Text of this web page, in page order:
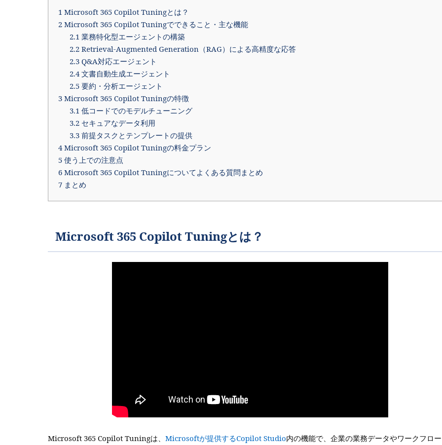
1 Microsoft 365 Copilot Tuningとは？
2 Microsoft 365 Copilot Tuningでできること・主な機能
2.1業務特化型エージェントの構築
2.2Retrieval-Augmented Generation（RAG）による高精度な応答
2.3Q&A対応エージェント
2.4文書自動生成エージェント
2.5要約・分析エージェント
3 Microsoft 365 Copilot Tuningの特徴
3.1低コードでのモデルチューニング
3.2セキュアなデータ利用
3.3前提タスクとテンプレートの提供
4Microsoft 365 Copilot Tuningの料金プラン
5 使う上での注意点
6 Microsoft 365 Copilot Tuningについてよくある質問まとめ
7 まとめ
Microsoft 365 Copilot Tuningとは？
Microsoft 365 Copilot Tuningは、 Microsoftが提供するCopilot Studio内の機能で、企業の業務データやワークフロ